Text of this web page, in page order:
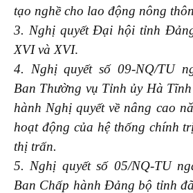
tạo nghề cho lao động nông
3. Nghị quyết Đại hội tỉnh
XVI và XVI.
4. Nghị quyết số 09-NQ/TU
Ban Thường vụ Tỉnh ủy Hà
hành Nghị quyết về nâng cao
hoạt động của hệ thống chính
thị trấn.
5. Nghị quyết số 05/NQ-TU
Ban Chấp hành Đảng bộ tỉnh